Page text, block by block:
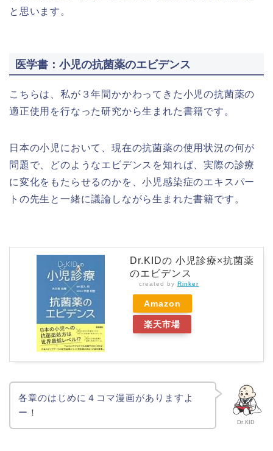
と思います。
医学書：小児の抗菌薬のエビデンス
こちらは、私が３年間かかわってきた小児の抗菌薬の
適正使用を行なった研究から生まれた書籍です。
日本の小児において、現在の抗菌薬の使用状況の何が
問題で、どのようなエビデンスを知れば、実際の診療
に変化をもたらせるのかを、小児感染症のエキスパー
トの先生と一緒に議論しながら生まれた書籍です。
Dr.KIDの 小児診療×抗菌薬
のエビデンス
created by Rinker
Amazon
楽天市場
Dr.KID
各章のはじめに４コマ漫画がありますよ
ー！